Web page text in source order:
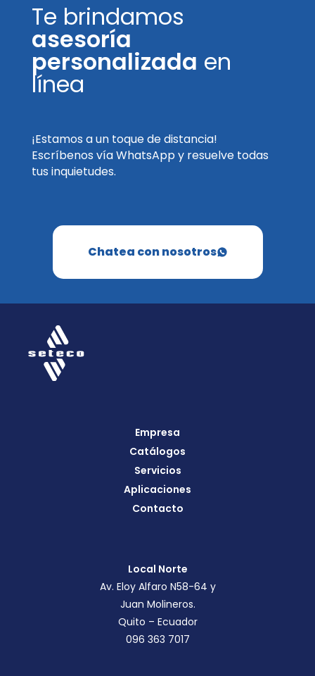
Te brindamos
asesoría
personalizada en
línea
¡Estamos a un toque de distancia!
Escríbenos vía WhatsApp y resuelve todas
tus inquietudes.
Chatea con nosotros
Empresa
Catálogos
Servicios
Aplicaciones
Contacto
Local Norte
Av. Eloy Alfaro N58-64 y
Juan Molineros.
Quito – Ecuador
096 363 7017